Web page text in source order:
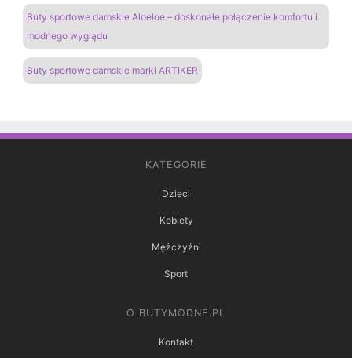
Buty sportowe damskie Aloeloe – doskonałe połączenie komfortu i
modnego wyglądu
Buty sportowe damskie marki ARTIKER
KATEGORIE
Dzieci
Kobiety
Mężczyźni
Sport
O BUTYMODNE.PL
Kontakt